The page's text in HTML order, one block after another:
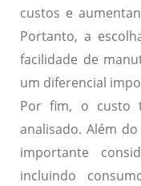
custos e
Portanto, a
facilidade de
um diferencial
Por fim, o custo
analisado. Além
importante
incluindo